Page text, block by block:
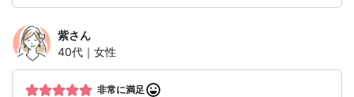
紫さん
40代｜女性
非常に満足